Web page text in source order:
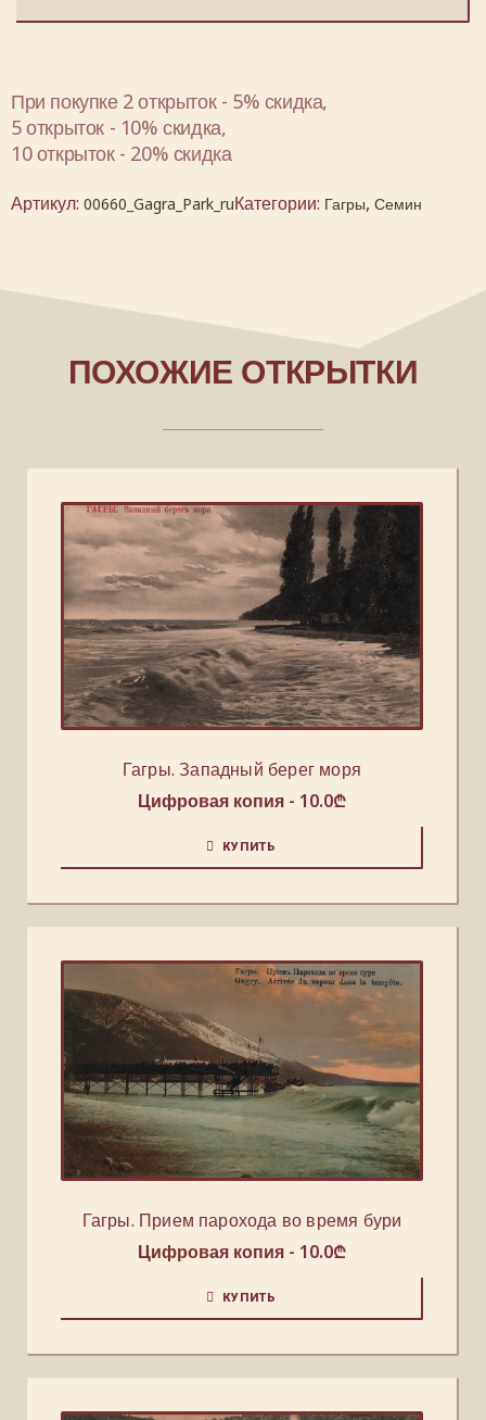
При покупке 2 открыток - 5% скидка,
5 открыток - 10% скидка,
10 открыток - 20% скидка
Артикул: 00660_Gagra_Park_ruКатегории: Гагры, Семин
ПОХОЖИЕ ОТКРЫТКИ
Гагры. Западный берег моря
Цифровая копия - 10.0₾
КУПИТЬ
Гагры. Прием парохода во время бури
Цифровая копия - 10.0₾
КУПИТЬ